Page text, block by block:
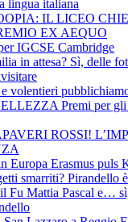
lingua italiana
IL LICEO
EX AEQUO
IGCSE Cambridge
in attesa? Sì, delle
volentieri
Premi per gli
ROSSI!
Europa Erasmus puls
smarriti? Pirandello
il Fu Mattia Pascal e…